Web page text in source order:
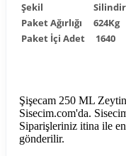
Şekil
Paket Ağırlığı
624Kg
Paket İçi Adet
1640
Şişecam 250 ML
Sisecim.com'da.
Siparişleriniz itina ile en
gönderilir.